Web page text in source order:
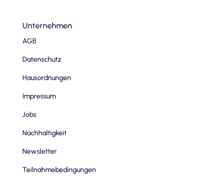
Unternehmen
AGB
Datenschutz
Hausordnungen
Impressum
Jobs
Nachhaltigkeit
Newsletter
Teilnahmebedingungen